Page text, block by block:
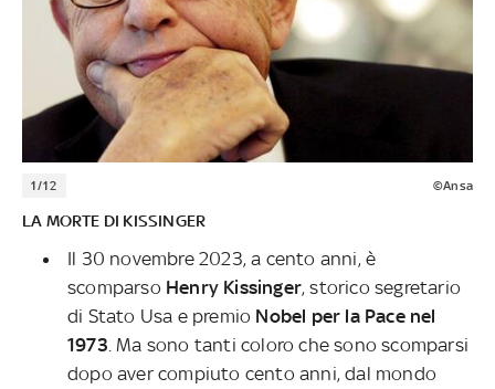
1/12 ©Ansa
LA MORTE DI KISSINGER
Il 30 novembre 2023, a cento anni, è
scomparso Henry Kissinger, storico segretario
di Stato Usa e premio Nobel per la Pace nel
1973 . Ma sono tanti coloro che sono scomparsi
dopo aver compiuto cento anni, dal mondo